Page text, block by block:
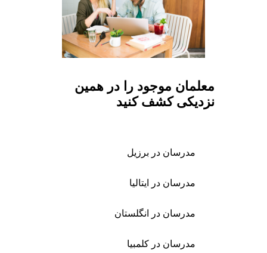
معلمان موجود را در همین
نزدیکی کشف کنید
مدرسان در برزیل
مدرسان در ایتالیا
مدرسان در انگلستان
مدرسان در کلمبیا